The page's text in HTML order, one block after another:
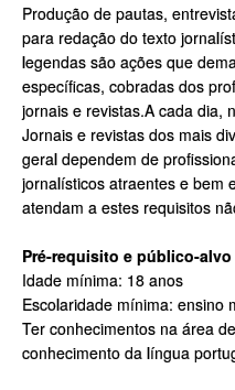
Produção de pautas,
para redação do texto
legendas são ações que
específicas, cobradas dos
jornais e revistas.A cada dia,
Jornais e revistas dos mais
geral dependem de
jornalísticos atraentes e bem
atendam a estes requisitos
Pré-requisito e público-alvo
Idade mínima: 18 anos
Escolaridade mínima: ensino
Ter conhecimentos na área
conhecimento da língua